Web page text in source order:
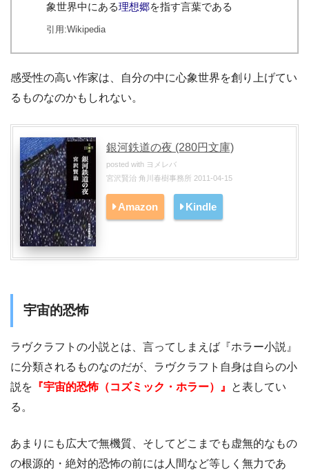
象世界中にある理想郷を指す言葉である
引用:Wikipedia
感受性の高い作家は、自分の中に心象世界を創り上げてい
るものなのかもしれない。
銀河鉄道の夜 (280円文庫)
posted with ヨメレバ
宮沢賢治 角川春樹事務所 2011-04-15
Amazon Kindle
宇宙的恐怖
ラヴクラフトの小説とは、言ってしまえば『ホラー小説』
に分類されるものなのだが、ラヴクラフト自身は自らの小
説を 『宇宙的恐怖（コズミック・ホラー）』
と表してい
る。
あまりにも広大で無機質、そしてどこまでも虚無的なもの
の根源的・絶対的恐怖の前には人間など等しく無力であ